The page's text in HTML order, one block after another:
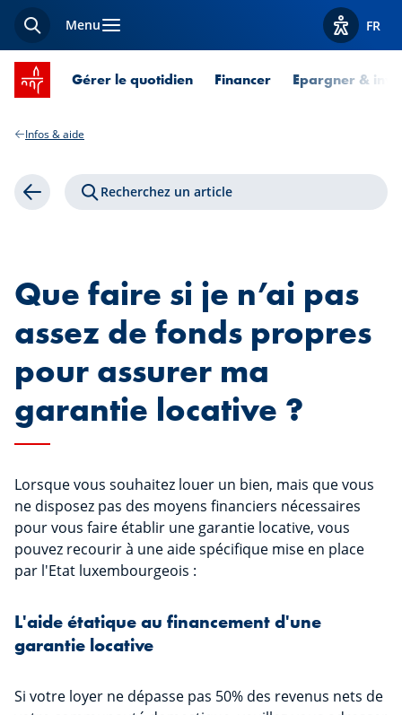
Recherche
Menu Afficher
FR
Accueil SPUERKEESS
Gérer le quotidien Financer Epargner &
Infos & aide
Retour Recherchez un article
Que faire si je n’ai pas
assez de fonds propres
pour assurer ma
garantie locative ?
Lorsque vous souhaitez louer un bien, mais que vous
ne disposez pas des moyens financiers nécessaires
pour vous faire établir une garantie locative, vous
pouvez recourir à une aide spécifique mise en place
par l'Etat luxembourgeois :
L'aide étatique au financement d'une
garantie locative
Si votre loyer ne dépasse pas 50% des revenus nets de